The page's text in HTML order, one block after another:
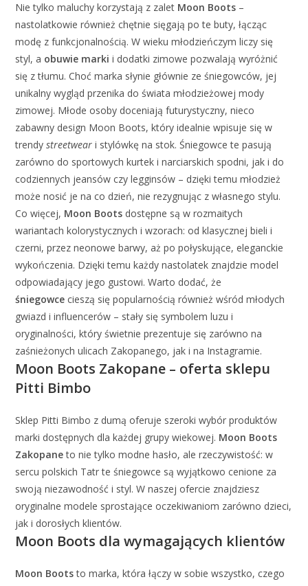
Nie tylko maluchy korzystają z zalet Moon Boots –
nastolatkowie również chętnie sięgają po te buty, łącząc
modę z funkcjonalnością. W wieku młodzieńczym liczy się
styl, a obuwie marki i dodatki zimowe pozwalają wyróżnić
się z tłumu. Choć marka słynie głównie ze śniegowców, jej
unikalny wygląd przenika do świata młodzieżowej mody
zimowej. Młode osoby doceniają futurystyczny, nieco
zabawny design Moon Boots, który idealnie wpisuje się w
trendystreetwear i stylówkę na stok. Śniegowce te pasują
zarówno do sportowych kurtek i narciarskich spodni, jak i do
codziennych jeansów czy legginsów – dzięki temu młodzież
może nosić je na co dzień, nie rezygnując z własnego stylu.
Co więcej, Moon Boots dostępne są w rozmaitych
wariantach kolorystycznych i wzorach: od klasycznej bieli i
czerni, przez neonowe barwy, aż po połyskujące, eleganckie
wykończenia. Dzięki temu każdy nastolatek znajdzie model
odpowiadający jego gustowi. Warto dodać, że
śniegowcecieszą się popularnością również wśród młodych
gwiazd i influencerów – stały się symbolem luzu i
oryginalności, który świetnie prezentuje się zarówno na
zaśnieżonych ulicach Zakopanego, jak i na Instagramie.
Moon Boots Zakopane – oferta sklepu
Pitti Bimbo
Sklep Pitti Bimbo z dumą oferuje szeroki wybór produktów
marki dostępnych dla każdej grupy wiekowej. Moon Boots
Zakopaneto nie tylko modne hasło, ale rzeczywistość: w
sercu polskich Tatr te śniegowce są wyjątkowo cenione za
swoją niezawodność i styl. W naszej ofercie znajdziesz
oryginalne modele sprostające oczekiwaniom zarówno dzieci,
jak i dorosłych klientów.
Moon Boots dla wymagających klientów
Moon Bootsto marka, która łączy w sobie wszystko, czego